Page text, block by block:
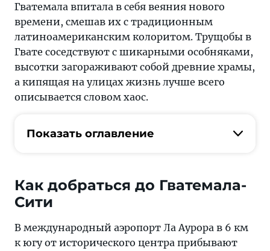
Гватемала впитала в себя веяния нового
времени, смешав их с традиционным
латиноамериканским колоритом. Трущобы в
Гвате соседствуют с шикарными особняками,
высотки загораживают собой древние храмы,
а кипящая на улицах жизнь лучше всего
описывается словом хаос.
Показать оглавление
Как добраться до Гватемала-
Сити
В международный аэропорт Ла Аурора в 6 км
к югу от исторического центра прибывают